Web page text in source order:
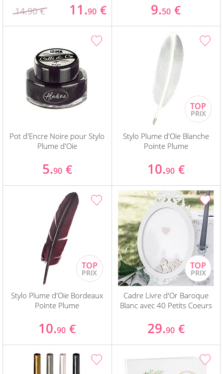
14.90 € 11.90 € 9.50 €
Pot d'Encre Noire pour Stylo
Plume d'Oie
5.90 €
Stylo Plume d'Oie Blanche
Pointe Plume
10.90 €
Stylo Plume d'Oie Bordeaux
Pointe Plume
10.90 €
Cadre Livre d'Or Baroque
Blanc avec 40 Petits Coeurs
29.90 €